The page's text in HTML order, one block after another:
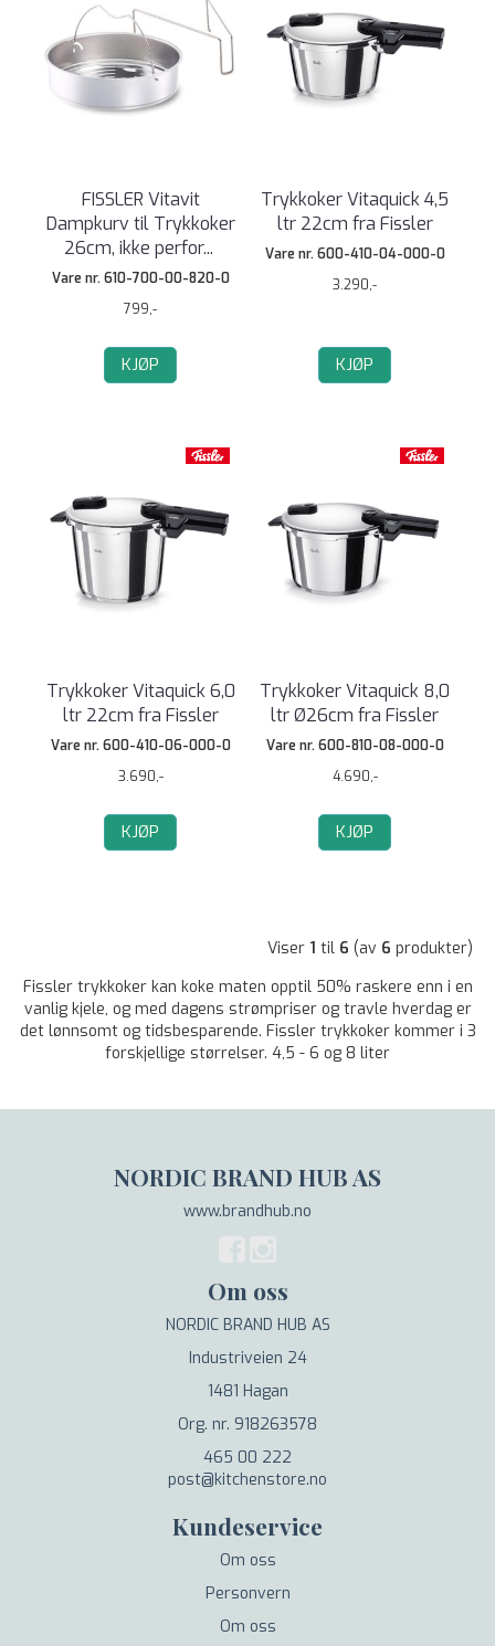
FISSLER Vitavit
Dampkurv til Trykkoker
26cm, ikke perfor...
Vare nr. 610-700-00-820-0
799,-
KJØP
Trykkoker Vitaquick 4,5
ltr 22cm fra Fissler
Vare nr. 600-410-04-000-0
3.290,-
KJØP
Trykkoker Vitaquick 6,0
ltr 22cm fra Fissler
Vare nr. 600-410-06-000-0
3.690,-
KJØP
Trykkoker Vitaquick 8,0
ltr Ø26cm fra Fissler
Vare nr. 600-810-08-000-0
4.690,-
KJØP
Viser 1 til 6 (av 6 produkter)
Fissler trykkoker kan koke maten opptil 50% raskere enn i en
vanlig kjele, og med dagens strømpriser og travle hverdag er
det lønnsomt og tidsbesparende. Fissler trykkoker kommer i 3
forskjellige størrelser. 4,5 - 6 og 8 liter
NORDIC BRAND HUB AS
www.brandhub.no
Om oss
NORDIC BRAND HUB AS
Industriveien 24
1481 Hagan
Org. nr. 918263578
465 00 222
post@kitchenstore.no
Kundeservice
Om oss
Personvern
Om oss